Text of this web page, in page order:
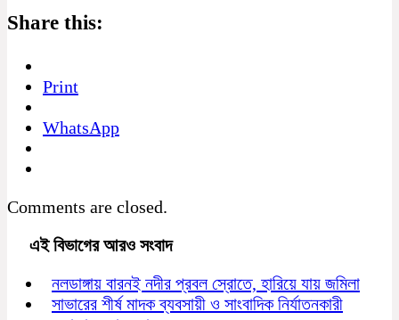
Share this:
Print
WhatsApp
Comments are closed.
এই বিভাগের আরও সংবাদ
নলডাঙ্গায় বারনই নদীর প্রবল স্রোতে, হারিয়ে যায় জমিলা
সাভারের শীর্ষ মাদক ব্যবসায়ী ও সাংবাদিক নির্যাতনকারী